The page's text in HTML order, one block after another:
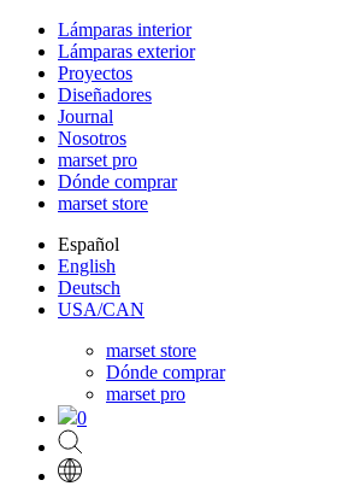
Lámparas interior
Lámparas exterior
Proyectos
Diseñadores
Journal
Nosotros
marset pro
Dónde comprar
marset store
Español
English
Deutsch
USA/CAN
marset store
Dónde comprar
marset pro
0